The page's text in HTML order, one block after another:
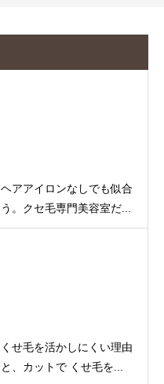
ヘアアイロンなしでも似合
う。クセ毛専門美容室だ...
くせ毛を活かしにくい理由
と、カットで くせ毛を...